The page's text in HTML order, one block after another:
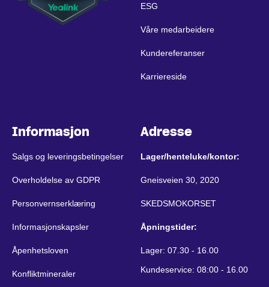
ESG
Våre medarbeidere
Kundereferanser
Karriereside
Informasjon
Salgs og leveringsbetingelser
Overholdelse av GDPR
Personvernserklæring
Informasjonskapsler
Åpenhetsloven
Konfliktmineraler
Adresse
Lager/henteluke/kontor:
Gneisveien 30, 2020
SKEDSMOKORSET
Åpningstider:
Lager: 07.30 - 16.00
Kundeservice: 08:00 - 16.00